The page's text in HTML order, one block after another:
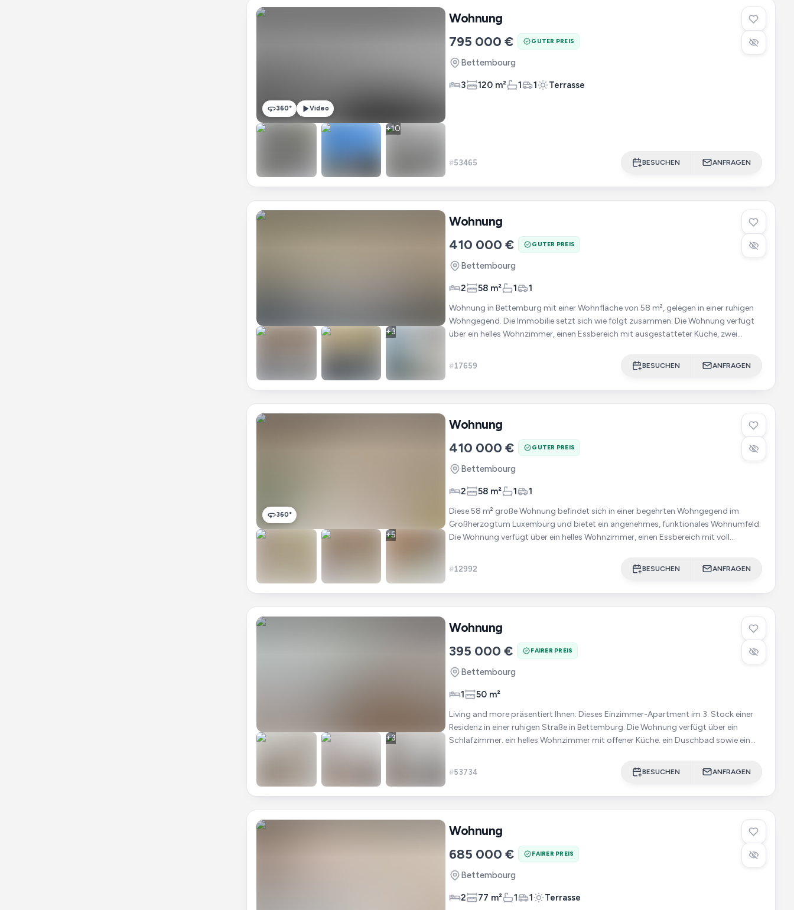
360° Video
+10
Wohnung
795 000 € GUTER PREIS
Bettembourg
3 120 m² 1 1 Terrasse
#53465 BESUCHEN ANFRAGEN
+3
Wohnung
410 000 € GUTER PREIS
Bettembourg
2 58 m² 1 1
Wohnung in Bettemburg mit einer Wohnfläche von 58 m², gelegen in einer ruhigen
Wohngegend. Die Immobilie setzt sich wie folgt zusammen: Die Wohnung verfügt
über ein helles Wohnzimmer, einen Essbereich mit ausgestatteter Küche, zwei
#17659 BESUCHEN ANFRAGEN
360°
+5
Wohnung
410 000 € GUTER PREIS
Bettembourg
2 58 m² 1 1
Diese 58 m² große Wohnung befindet sich in einer begehrten Wohngegend im
Großherzogtum Luxemburg und bietet ein angenehmes, funktionales Wohnumfeld.
Die Wohnung verfügt über ein helles Wohnzimmer, einen Essbereich mit voll
#12992 BESUCHEN ANFRAGEN
+3
Wohnung
395 000 € FAIRER PREIS
Bettembourg
1 50 m²
Living and more präsentiert Ihnen: Dieses Einzimmer-Apartment im 3. Stock einer
Residenz in einer ruhigen Straße in Bettemburg. Die Wohnung verfügt über ein
Schlafzimmer. ein helles Wohnzimmer mit offener Küche. ein Duschbad sowie ein
#53734 BESUCHEN ANFRAGEN
Wohnung
685 000 € FAIRER PREIS
Bettembourg
2 77 m² 1 1 Terrasse